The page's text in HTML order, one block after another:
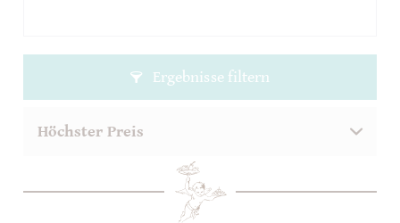
Ergebnisse filtern